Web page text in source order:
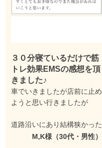
３０分寝ているだけで筋
トレ効果EMSの感想を頂
きました♪
車でいきましたが店前に止め
ようと思い行きましたが
道路沿いにあり結構狭かった
ので近くの焼き鳥屋の隣のパ
M,K様（30代・男性）